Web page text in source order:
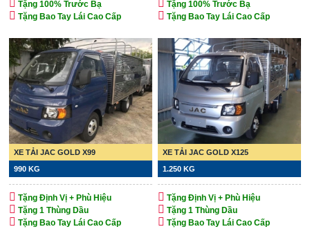
Tặng 100% Trước Bạ
Tặng Bao Tay Lái Cao Cấp
Tặng 100% Trước Bạ
Tặng Bao Tay Lái Cao Cấp
XE TẢI JAC GOLD X99
990 KG
Tặng Định Vị + Phù Hiệu
Tặng 1 Thùng Dầu
Tặng Bao Tay Lái Cao Cấp
XE TẢI JAC GOLD X125
1.250 KG
Tặng Định Vị + Phù Hiệu
Tặng 1 Thùng Dầu
Tặng Bao Tay Lái Cao Cấp